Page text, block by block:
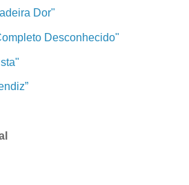
Dor"
Desconhecido"